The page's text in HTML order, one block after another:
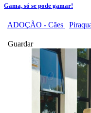
Gama, só se pode gamar!
ADOÇÃO - Cães
Guardar